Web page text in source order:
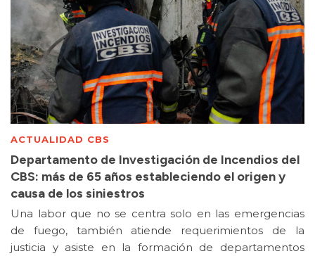
ACTUALIDAD CBS
Departamento de Investigación de Incendios del
CBS: más de 65 años estableciendo el origen y
causa de los siniestros
Una labor que no se centra solo en las emergencias
de fuego, también atiende requerimientos de la
justicia y asiste en la formación de departamentos